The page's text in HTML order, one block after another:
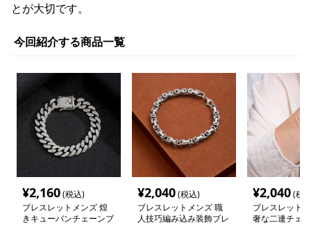
とが大切です。
今回紹介する商品一覧
¥2,160(税込)
ブレスレットメンズ 煌
きキューバンチェーンブ
¥2,040(税込)
ブレスレットメンズ 職
人技巧編み込み装飾ブレ
¥2,040(税
ブレスレット
奢な二連チェ